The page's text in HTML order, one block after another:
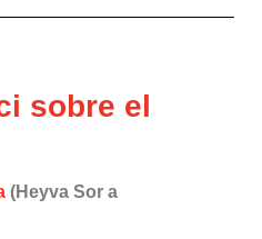
sobre el
(Heyva Sor a